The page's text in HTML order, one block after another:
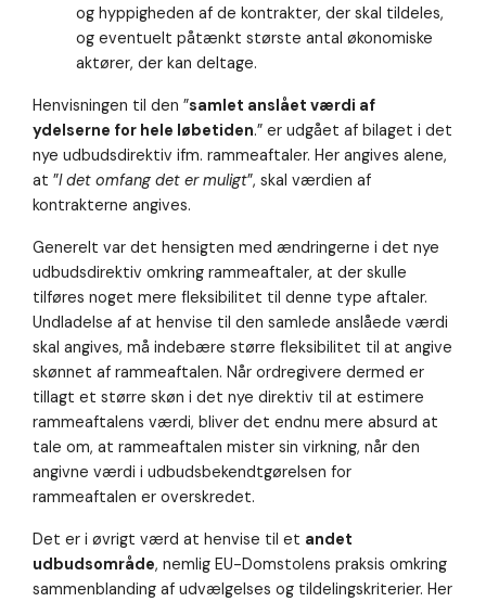
og hyppigheden af de kontrakter, der skal tildeles,
og eventuelt påtænkt største antal økonomiske
aktører, der kan deltage.
Henvisningen til den ”samlet anslået værdi af
ydelserne for hele løbetiden.” er udgået af bilaget i det
nye udbudsdirektiv ifm. rammeaftaler. Her angives alene,
at ”I det omfang det er muligt”, skal værdien af
kontrakterne angives.
Generelt var det hensigten med ændringerne i det nye
udbudsdirektiv omkring rammeaftaler, at der skulle
tilføres noget mere fleksibilitet til denne type aftaler.
Undladelse af at henvise til den samlede anslåede værdi
skal angives, må indebære større fleksibilitet til at angive
skønnet af rammeaftalen. Når ordregivere dermed er
tillagt et større skøn i det nye direktiv til at estimere
rammeaftalens værdi, bliver det endnu mere absurd at
tale om, at rammeaftalen mister sin virkning, når den
angivne værdi i udbudsbekendtgørelsen for
rammeaftalen er overskredet.
Det er i øvrigt værd at henvise til et andet
udbudsområde, nemlig EU-Domstolens praksis omkring
sammenblanding af udvælgelses og tildelingskriterier. Her